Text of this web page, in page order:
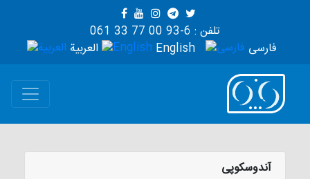
تلفن : 6-93 00 77 33 061
العربية
English فارسی
آندوسکوپی